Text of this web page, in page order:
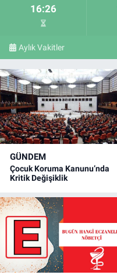
16:26
Aylık Vakitler
GÜNDEM
Çocuk Koruma Kanunu’nda
Kritik Değişiklik